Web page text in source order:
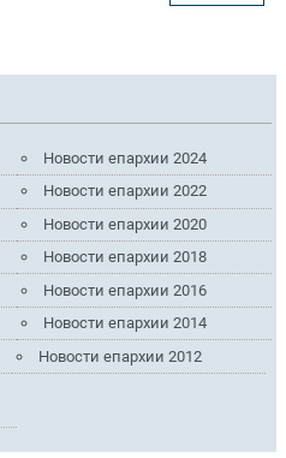
Новости епархии 2024
Новости епархии 2022
Новости епархии 2020
Новости епархии 2018
Новости епархии 2016
Новости епархии 2014
Новости епархии 2012